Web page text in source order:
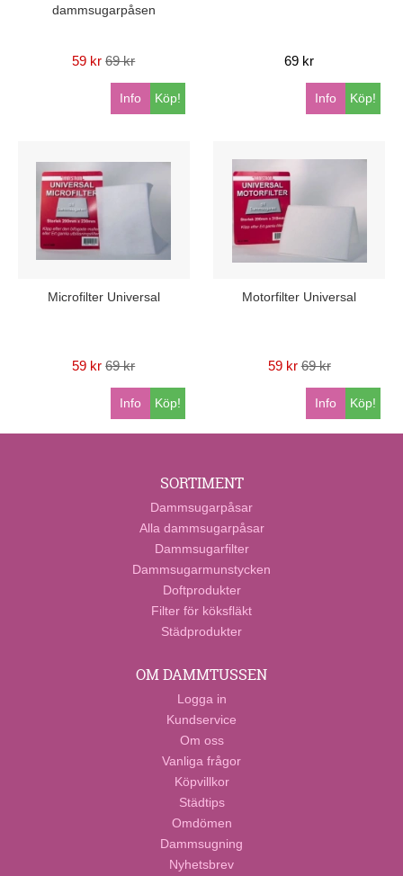
dammsugarpåsen
59 kr 69 kr
Köp!
Info
69 kr
Köp!
Info
Microfilter Universal
59 kr 69 kr
Köp!
Info
Motorfilter Universal
59 kr 69 kr
Köp!
Info
SORTIMENT
Dammsugarpåsar
Alla dammsugarpåsar
Dammsugarfilter
Dammsugarmunstycken
Doftprodukter
Filter för köksfläkt
Städprodukter
OM DAMMTUSSEN
Logga in
Kundservice
Om oss
Vanliga frågor
Köpvillkor
Städtips
Omdömen
Dammsugning
Nyhetsbrev